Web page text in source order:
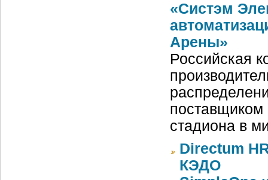
«Систэм
Арены»
Российская
поставщиком
стадиона в
Directum
КЭДО